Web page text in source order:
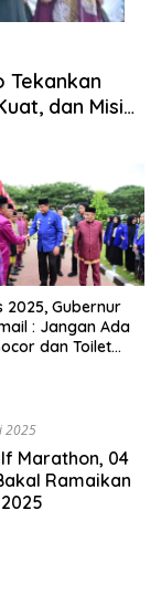
Tekankan
dan Misi
2025, Gubernur
: Jangan Ada
dan Toilet
2025
Marathon, 04
Ramaikan